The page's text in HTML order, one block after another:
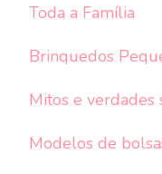
Toda a Família
Brinquedos
Mitos e verdades
Modelos de